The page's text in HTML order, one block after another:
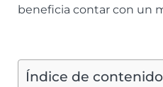
beneficia contar con un
Índice de